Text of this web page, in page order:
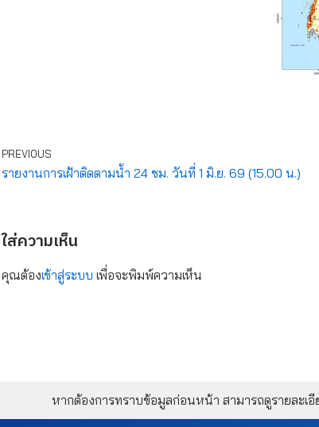
PREVIOUS
รายงานการเฝ้าติดตามน้ำ 24 ชม. วันที่ 1 มิ.ย. 69 (15.00 น.)
ใส่ความเห็น
คุณต้องเข้าสู่ระบบ เพื่อจะพิมพ์ความเห็น
หากต้องการทราบข้อมูลก่อนหน้า สามารถดูรายละเอี